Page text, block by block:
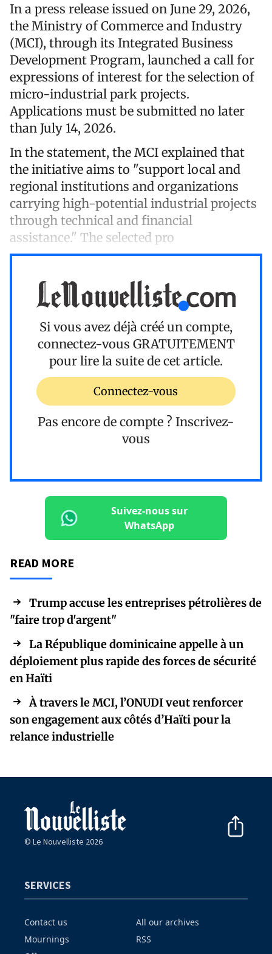
In a press release issued on June 29, 2026,
the Ministry of Commerce and Industry
(MCI), through its Integrated Business
Development Program, launched a call for
expressions of interest for the selection of
micro-industrial park projects.
Applications must be submitted no later
than July 14, 2026.
In the statement, the MCI explained that
the initiative aims to "support local and
regional institutions and organizations
carrying high-potential industrial projects
through technical and financial
assistance." The selected pro
Si vous avez déjà créé un compte,
connectez-vous GRATUITEMENT
pour lire la suite de cet article.
Connectez-vous
Pas encore de compte ? Inscrivez-
vous
Suivez-nous sur
WhatsApp
READ MORE
Trump accuse les entreprises pétrolières de
"faire trop d'argent"
La République dominicaine appelle à un
déploiement plus rapide des forces de sécurité
en Haïti
À travers le MCI, l’ONUDI veut renforcer
son engagement aux côtés d’Haïti pour la
relance industrielle
© Le Nouvelliste 2026
SERVICES
Contact us
Mournings
All our archives
RSS